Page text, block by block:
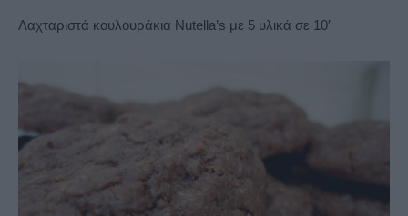
Λαχταριστά κουλουράκια Nutella’s με 5 υλικά σε 10′